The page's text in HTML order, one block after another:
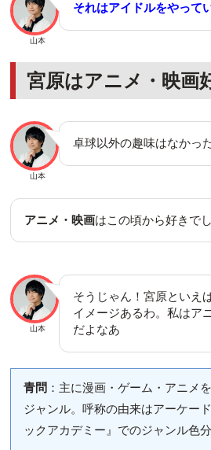
山本
それはアイドルをやって
宮原はアニメ・映画
山本
卓球以外の趣味はなかっ
アニメ・映画はこの頃から好きで
山本
そうじゃん！宮原といえ
イメージあるわ。私はア
だよなあ
青問 ：主に漫画・ゲーム・アニメ
ジャンル。呼称の由来はアーケー
ックアカデミー』でのジャンル色分